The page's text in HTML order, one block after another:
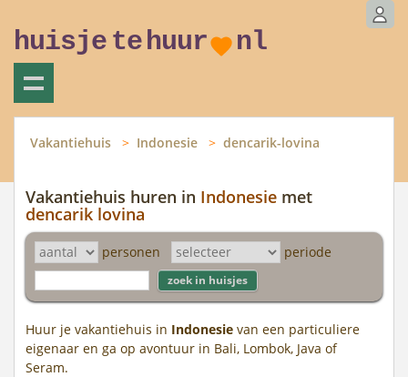
huisje tehuur nl
Vakantiehuis Indonesie dencarik-lovina
Vakantiehuis huren in Indonesie met
dencarik lovina
personen periode
Huur je vakantiehuis in Indonesie van een particuliere
eigenaar en ga op avontuur in Bali, Lombok, Java of
Seram.